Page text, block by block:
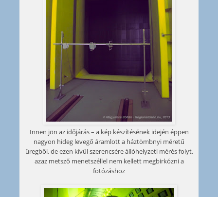
Innen jön az időjárás – a kép készítésének idején éppen
nagyon hideg levegő áramlott a háztömbnyi méretű
üregből, de ezen kívül szerencsére állóhelyzeti mérés folyt,
azaz metsző menetszéllel nem kellett megbirkózni a
fotózáshoz